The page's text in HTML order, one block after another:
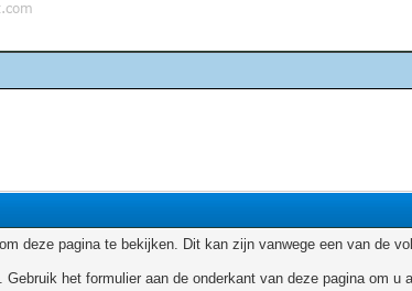
deze pagina te bekijken. Dit kan zijn vanwege een van de
Gebruik het formulier aan de onderkant van deze pagina om u